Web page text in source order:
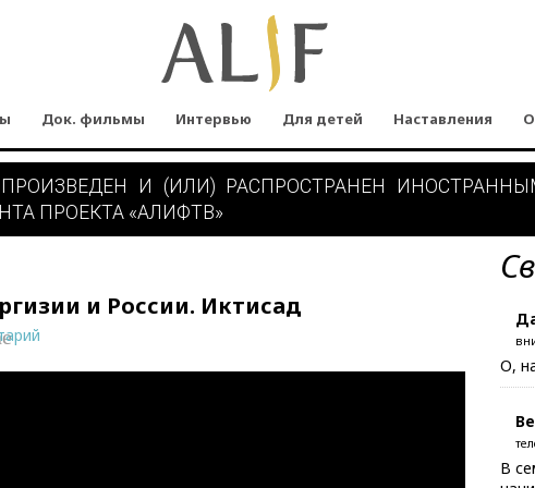
Док. фильмы Интервью Для детей Наставления
И (ИЛИ) РАСПРОСТРАНЕН
ПРОЕКТА «АЛИФТВ»
и России. Иктисад
О,
В